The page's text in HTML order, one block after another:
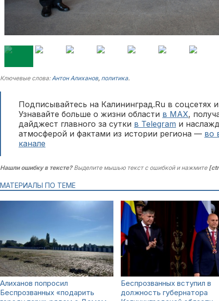
Ключевые слова:Антон Алиханов, политика.
Подписывайтесь на Калининград.Ru в соцсетях
Узнавайте больше о жизни области в MAX,
дайджест главного за сутки в Telegram и
атмосферой и фактами из истории региона — во
канале
Нашли ошибку в тексте?Выделите мышью текст с ошибкой и нажмите
МАТЕРИАЛЫ ПО ТЕМЕ
Алиханов попросил
Беспрозванных «подарить
Беспрозванных вступил в
должность губернатора